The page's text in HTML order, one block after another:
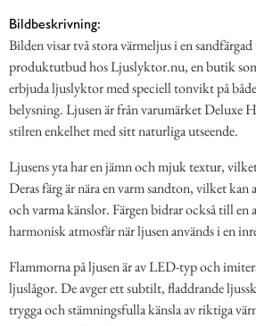
Bildbeskrivning:
Bilden visar två stora värmeljus i en
produktutbud hos Ljuslyktor.nu, en butik
erbjuda ljuslyktor med speciell tonvikt på
belysning. Ljusen är från varumärket Deluxe
stilren enkelhet med sitt naturliga utseende.
Ljusens yta har en jämn och mjuk textur,
Deras färg är nära en varm sandton, vilket kan
och varma känslor. Färgen bidrar också till en
harmonisk atmosfär när ljusen används i en
Flammorna på ljusen är av LED-typ och
ljuslågor. De avger ett subtilt, fladdrande
trygga och stämningsfulla känsla av riktiga